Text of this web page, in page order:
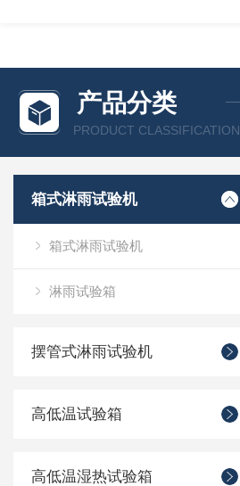
产品分类
PRODUCT CLASSIFICATION
箱式淋雨试验机
箱式淋雨试验机
淋雨试验箱
摆管式淋雨试验机
高低温试验箱
高低温湿热试验箱